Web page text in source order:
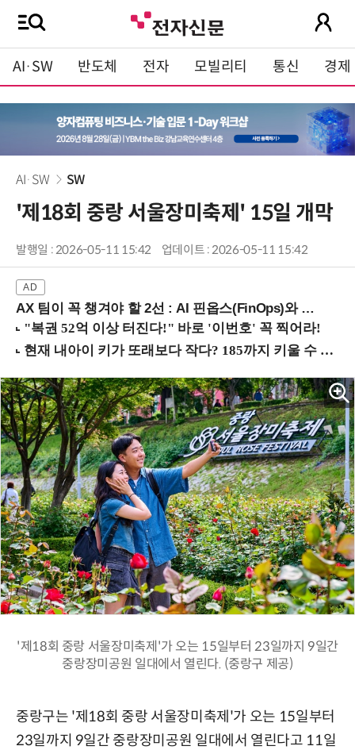
AI·SW 반도체 전자 모빌리티 통신 경제
AI·SW SW
'제18회 중랑 서울장미축제' 15일 개막
발행일 : 2026-05-11 15:42 업데이트 : 2026-05-11 15:42
AX 팀이 꼭 챙겨야 할 2선 : AI 핀옵스(FinOps)와 토큰 거버넌스 (8/21 잠실역)
'제18회 중랑 서울장미축제'가 오는 15일부터 23일까지 9일간
중랑장미공원 일대에서 열린다. (중랑구 제공)
중랑구는 '제18회 중랑 서울장미축제'가 오는 15일부터
23일까지 9일간 중랑장미공원 일대에서 열린다고 11일